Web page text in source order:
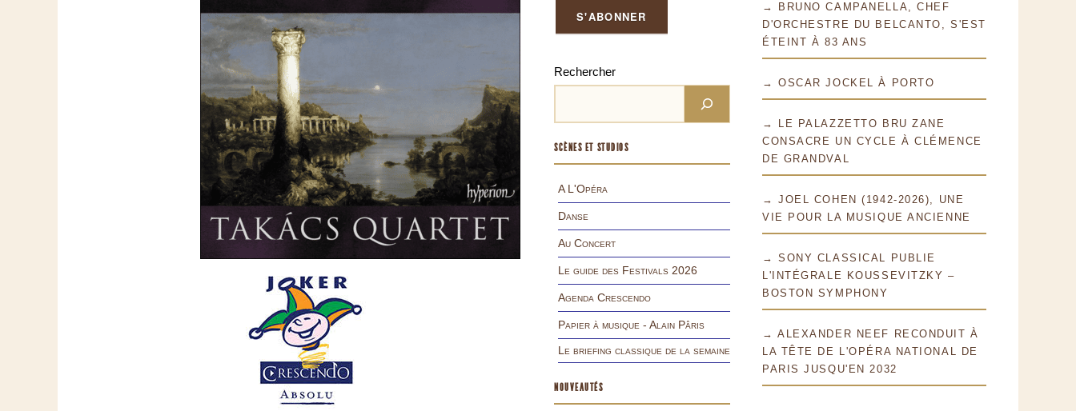
Rechercher
SCÈNES ET STUDIOS
A L'Opéra
Danse
Au Concert
Le guide des Festivals 2026
Agenda Crescendo
Papier à musique - Alain Pâris
Le briefing classique de la semaine
NOUVEAUTÉS
→ BRUNO CAMPANELLA, CHEF
D'ORCHESTRE DU BELCANTO, S'EST
ÉTEINT À 83 ANS
→ OSCAR JOCKEL À PORTO
→ LE PALAZZETTO BRU ZANE
CONSACRE UN CYCLE À CLÉMENCE
DE GRANDVAL
→ JOEL COHEN (1942-2026), UNE
VIE POUR LA MUSIQUE ANCIENNE
→ SONY CLASSICAL PUBLIE
L'INTÉGRALE KOUSSEVITZKY –
BOSTON SYMPHONY
→ ALEXANDER NEEF RECONDUIT À
LA TÊTE DE L'OPÉRA NATIONAL DE
PARIS JUSQU'EN 2032